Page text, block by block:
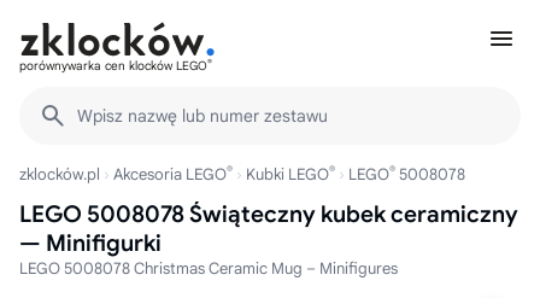
porównywarka cen klocków LEGO®
Wpisz nazwę lub numer zestawu
zklocków.pl Akcesoria LEGO® Kubki LEGO® LEGO® 5008078
LEGO 5008078 Świąteczny kubek ceramiczny
— Minifigurki
LEGO 5008078 Christmas Ceramic Mug – Minifigures